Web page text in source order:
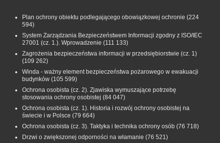
Plan ochrony obiektu podlegającego obowiązkowej ochronie (224
594)
System Zarządzania Bezpieczeństwem Informacji zgodny z ISO/IEC
27001 (cz. 1.). Wprowadzenie (111 133)
Zagrożenia bezpieczeństwa informacji w przedsiębiorstwie (cz. 1)
(109 262)
Winda - ważny element bezpieczeństwa pożarowego w ewakuacji
budynków (105 599)
Ochrona osobista (cz. 2). Zjawiska wymuszające potrzebę
stosowania ochrony osobistej (84 047)
Ochrona osobista (cz. 1). Historia i rozwój ochrony osobistej na
świecie i w Polsce (79 664)
Ochrona osobista (cz. 3). Taktyka i technika ochrony osób (76 718)
Drzwi o zwiększonej odporności na włamanie (76 521)